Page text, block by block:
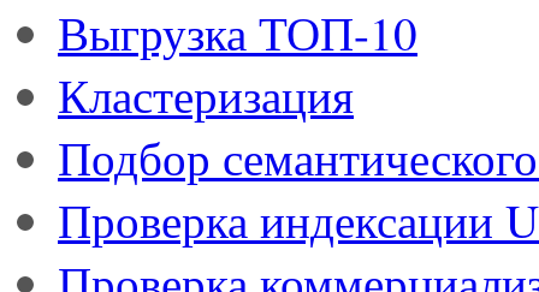
Выгрузка ТОП-10
Кластеризация
Подбор
Проверка индексации